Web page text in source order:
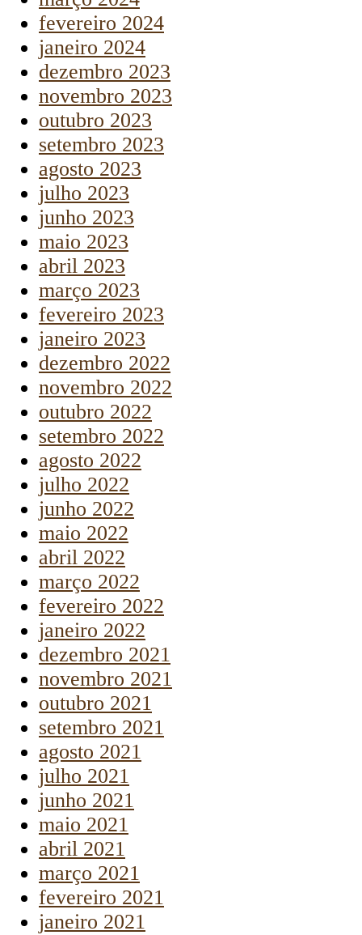
fevereiro 2024
janeiro 2024
dezembro 2023
novembro 2023
outubro 2023
setembro 2023
agosto 2023
julho 2023
junho 2023
maio 2023
abril 2023
março 2023
fevereiro 2023
janeiro 2023
dezembro 2022
novembro 2022
outubro 2022
setembro 2022
agosto 2022
julho 2022
junho 2022
maio 2022
abril 2022
março 2022
fevereiro 2022
janeiro 2022
dezembro 2021
novembro 2021
outubro 2021
setembro 2021
agosto 2021
julho 2021
junho 2021
maio 2021
abril 2021
março 2021
fevereiro 2021
janeiro 2021